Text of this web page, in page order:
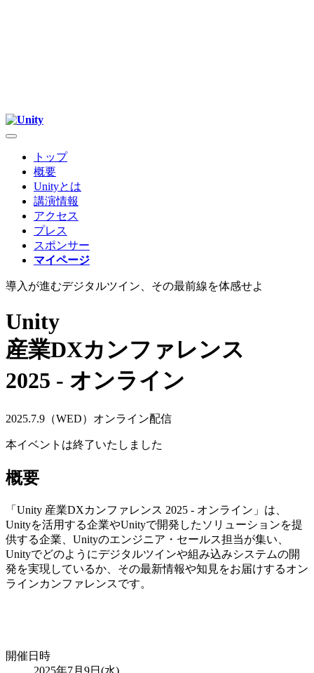
トップ
概要
Unityとは
講演情報
アクセス
プレス
スポンサー
マイページ
導入が進むデジタルツイン、その最前線を体感せよ
Unity
産業DXカンファレンス
2025 - オンライン
2025.7.9（WED）オンライン配信
本イベントは終了いたしました
概要
「Unity 産業DXカンファレンス 2025 - オンライン」は、
Unityを活用する企業やUnityで開発したソリューションを提
供する企業、Unityのエンジニア・セールス担当が集い、
Unityでどのようにデジタルツインや組み込みシステムの開
発を実現しているか、その最新情報や知見をお届けするオン
ラインカンファレンスです。
開催日時
2025年7月9日(水)